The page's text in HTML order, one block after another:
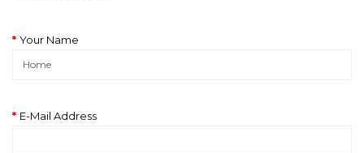
Your Name
E-Mail Address